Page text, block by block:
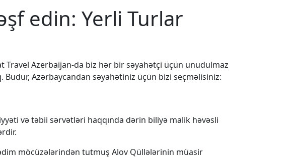
edin: Yerli Turlar
Travel Azerbaijan-da biz hər bir səyahətçi üçün unudulmaz
Azərbaycandan səyahətiniz üçün bizi seçməlisiniz:
və təbii sərvətləri haqqında dərin biliyə malik həvəsli
möcüzələrindən tutmuş Alov Qüllələrinin müasir